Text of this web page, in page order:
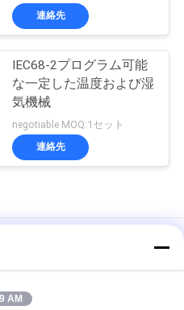
連絡先
IEC68-2プログラム可能
な一定した温度および湿
気機械
negotiable MOQ:1セット
連絡先
耐オゾン性試験槽 非金属材
AM